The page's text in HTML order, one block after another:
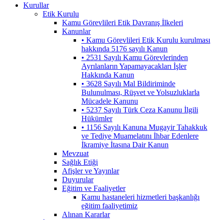
Kurullar
Etik Kurulu
Kamu Görevlileri Etik Davranış İlkeleri
Kanunlar
• Kamu Görevlileri Etik Kurulu kurulması
hakkında 5176 sayılı Kanun
• 2531 Sayılı Kamu Görevlerinden
Ayrılanların Yapamayacakları İşler
Hakkında Kanun
• 3628 Sayılı Mal Bildiriminde
Bulunulması, Rüşvet ve Yolsuzluklarla
Mücadele Kanunu
• 5237 Sayılı Türk Ceza Kanunu İlgili
Hükümler
• 1156 Sayılı Kanuna Mugayir Tahakkuk
ve Tediye Muamelatını İhbar Edenlere
İkramiye İtasına Dair Kanun
Mevzuat
Sağlık Etiği
Afişler ve Yayınlar
Duyurular
Eğitim ve Faaliyetler
Kamu hastaneleri hizmetleri başkanlığı
eğitim faaliyetimiz
Alınan Kararlar